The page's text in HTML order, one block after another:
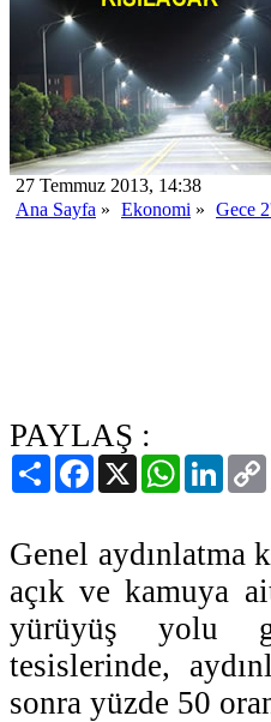
27 Temmuz 2013, 14:38
Ana Sayfa » Ekonomi » Gece
PAYLAŞ :
PaylaşFacebook
X WhatsApp
Genel aydınlatma
açık ve kamuya
yürüyüş yolu
tesislerinde,
sonra yüzde 50